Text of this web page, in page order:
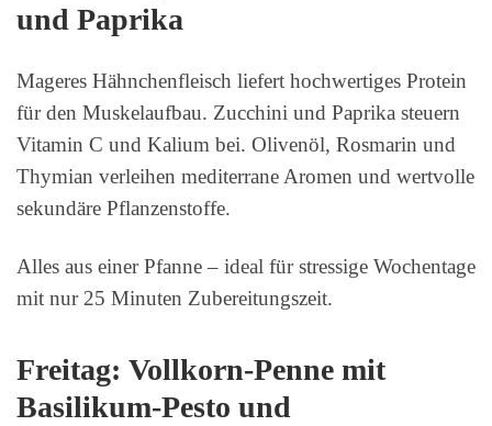
und Paprika
Mageres Hähnchenfleisch liefert hochwertiges Protein
für den Muskelaufbau. Zucchini und Paprika steuern
Vitamin C und Kalium bei. Olivenöl, Rosmarin und
Thymian verleihen mediterrane Aromen und wertvolle
sekundäre Pflanzenstoffe.
Alles aus einer Pfanne – ideal für stressige Wochentage
mit nur 25 Minuten Zubereitungszeit.
Freitag: Vollkorn-Penne mit
Basilikum-Pesto und